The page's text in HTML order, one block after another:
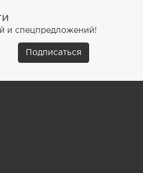
и спецпредложений!
Подписаться